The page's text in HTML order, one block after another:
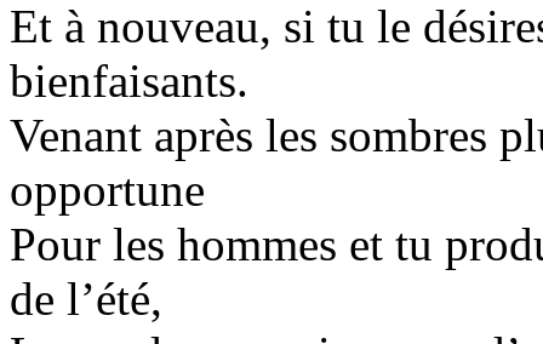
Et à nouveau, si tu le
bienfaisants.
Venant après les sombres
opportune
Pour les hommes et tu
de l’été,